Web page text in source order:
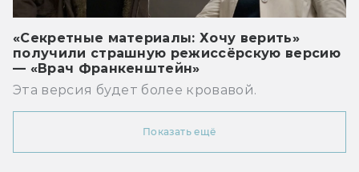
«Секретные материалы: Хочу верить»
получили страшную режиссёрскую версию
— «Врач Франкенштейн»
Эта версия будет более кровавой.
Показать ещё